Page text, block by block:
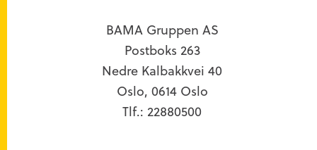
BAMA Gruppen AS
Postboks 263
Nedre Kalbakkvei 40
Oslo, 0614 Oslo
Tlf.: 22880500